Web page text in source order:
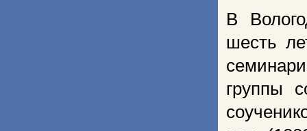
В
шесть
группы